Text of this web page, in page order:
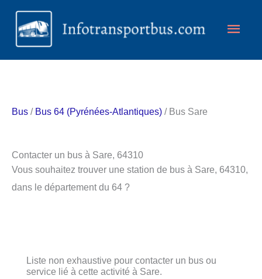
Aller
contenu
Bus / Bus 64 (Pyrénées-Atlantiques) / Bus Sare
Contacter un bus à Sare, 64310
Vous souhaitez trouver une station de bus à Sare, 64310,
dans le département du 64 ?
Liste non exhaustive pour contacter un bus ou
service lié à cette activité à Sare.